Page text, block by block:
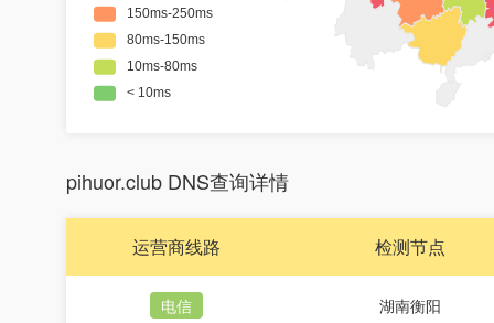
pihuor.club DNS查询详情
运营商线路 检测节点
电信 湖南衡阳